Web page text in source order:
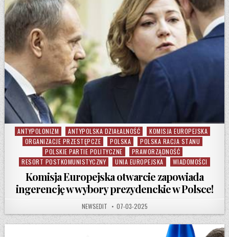
Posted in
ANTYPOLONIZM ANTYPOLSKA DZIAŁALNOŚĆ
KOMISJA EUROPEJSKA
ORGANIZACJE PRZESTĘPCZE
POLSKA
POLSKA RACJA STANU
POLSKIE PARTIE POLITYCZNE
PRAWORZĄDNOŚĆ
RESORT POSTKOMUNISTYCZNY
UNIA EUROPEJSKA WIADOMOŚCI
Komisja Europejska otwarcie zapowiada
ingerencję w wybory prezydenckie w Polsce!
AUTHOR:
NEWSEDIT PUBLISHED DATE:
07-03-2025